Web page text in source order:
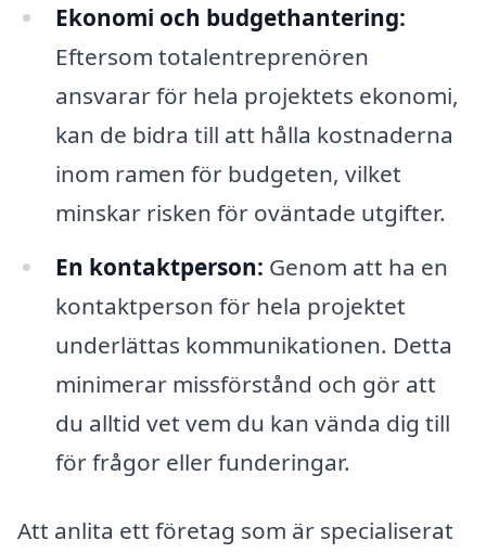
Ekonomi och budgethantering:
Eftersom totalentreprenören
ansvarar för hela projektets ekonomi,
kan de bidra till att hålla kostnaderna
inom ramen för budgeten, vilket
minskar risken för oväntade utgifter.
En kontaktperson: Genom att ha en
kontaktperson för hela projektet
underlättas kommunikationen. Detta
minimerar missförstånd och gör att
du alltid vet vem du kan vända dig till
för frågor eller funderingar.
Att anlita ett företag som är specialiserat